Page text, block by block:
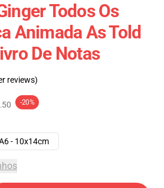
Todos Os
Animada As Told
De Notas
reviews)
-20%
- 10x14cm